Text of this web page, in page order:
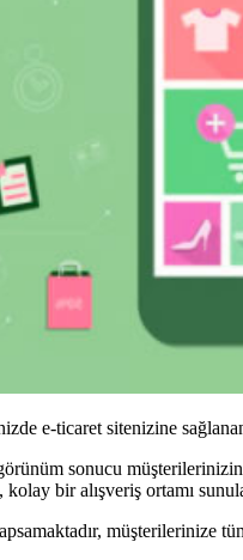
e-ticaret sitenizine
sonucu
bir alışveriş ortamı
müşterilerinize